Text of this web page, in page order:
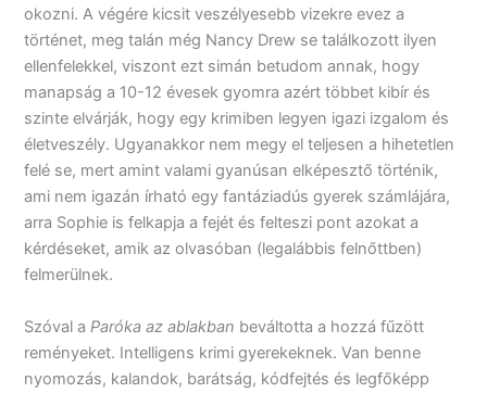
okozni. A végére kicsit veszélyesebb vizekre evez a
történet, meg talán még Nancy Drew se találkozott ilyen
ellenfelekkel, viszont ezt simán betudom annak, hogy
manapság a 10-12 évesek gyomra azért többet kibír és
szinte elvárják, hogy egy krimiben legyen igazi izgalom és
életveszély. Ugyanakkor nem megy el teljesen a hihetetlen
felé se, mert amint valami gyanúsan elképesztő történik,
ami nem igazán írható egy fantáziadús gyerek számlájára,
arra Sophie is felkapja a fejét és felteszi pont azokat a
kérdéseket, amik az olvasóban (legalábbis felnőttben)
felmerülnek.
Szóval a Paróka az ablakban beváltotta a hozzá fűzött
reményeket. Intelligens krimi gyerekeknek. Van benne
nyomozás, kalandok, barátság, kódfejtés és legfőképp